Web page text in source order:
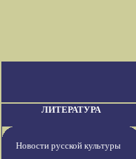
ЛИТЕРАТУРА
Новости русской культуры